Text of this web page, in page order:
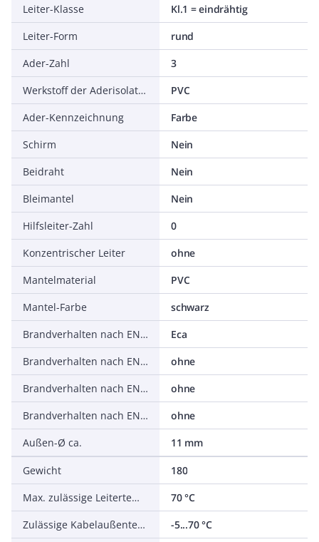
Leiter-Klasse
Kl.1 = eindrähtig
Leiter-Form
rund
Ader-Zahl
3
Werkstoff der Aderisolation
PVC
Ader-Kennzeichnung
Farbe
Schirm
Nein
Beidraht
Nein
Bleimantel
Nein
Hilfsleiter-Zahl
0
Konzentrischer Leiter
ohne
Mantelmaterial
PVC
Mantel-Farbe
schwarz
Brandverhalten nach EN 13501-6: Klasse
Eca
Brandverhalten nach EN 13501-6: Rauchentwicklung
ohne
Brandverhalten nach EN 13501-6: Abtropfverhalten
ohne
Brandverhalten nach EN 13501-6: Säureentwicklung
ohne
Außen-Ø ca.
11 mm
Gewicht
180
Max. zulässige Leitertemperatur
70 °C
Zulässige Kabelaußentemperatur bei Montage/Handling
-5...70 °C